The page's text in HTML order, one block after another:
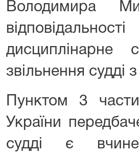
Володимира
звільнення судді
Пунктом 3
України
судді є